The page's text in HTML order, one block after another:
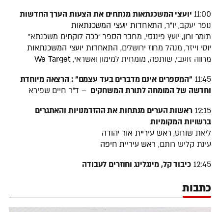
11:00 יועצי המשכנתאות מנתחים את הצעות הערך החדשות
נופר יעקב, יו"ר, התאחדות יועצי המשכנתאות
תומר ורון, יועץ פיננסי, מחבר הספר ״ככה לוקחים משכנתא״
יוסי וייזר, מנהל מחוז ירושלים, התאחדות יועצי המשכנתאות
מרווה זועבי, שותפה, מומחית למימון ואשראי, We Target
11:45 "המספרים אינם מדברים בעד עצמם" : הרצאה מיוחדת
וחדשה של המומחה לתורת המשחקים – ד"ר חיים שפירא
12:15 ראשות הערים מנתחות את ההזדמנויות והאתגרים
ברשויות המקומיות
ליאת שוחט, ראש עיריית אור יהודה
עינת קליש רותם, ראש עיריית חיפה
12:45 כיבוד קל, מינגלינג וחוזרים לעבודה
כתבות